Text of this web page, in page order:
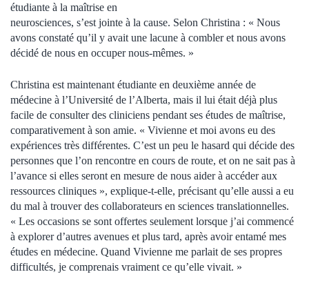
étudiante à la maîtrise en
neurosciences, s’est jointe à la cause. Selon Christina : « Nous
avons constaté qu’il y avait une lacune à combler et nous avons
décidé de nous en occuper nous-mêmes. »
Christina est maintenant étudiante en deuxième année de
médecine à l’Université de l’Alberta, mais il lui était déjà plus
facile de consulter des cliniciens pendant ses études de maîtrise,
comparativement à son amie. « Vivienne et moi avons eu des
expériences très différentes. C’est un peu le hasard qui décide des
personnes que l’on rencontre en cours de route, et on ne sait pas à
l’avance si elles seront en mesure de nous aider à accéder aux
ressources cliniques », explique-t-elle, précisant qu’elle aussi a eu
du mal à trouver des collaborateurs en sciences translationnelles.
« Les occasions se sont offertes seulement lorsque j’ai commencé
à explorer d’autres avenues et plus tard, après avoir entamé mes
études en médecine. Quand Vivienne me parlait de ses propres
difficultés, je comprenais vraiment ce qu’elle vivait. »